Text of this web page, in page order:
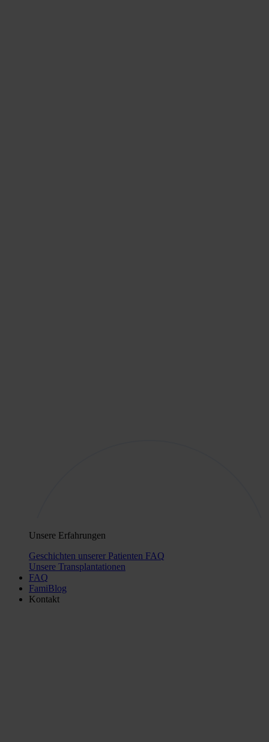
Unsere Erfahrungen
Geschichten unserer Patienten FAQ
Unsere Transplantationen
FAQ
FamiBlog
Kontakt